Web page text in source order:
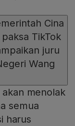
Cina
TikTok
juru
Wang
menolak
semua
harus